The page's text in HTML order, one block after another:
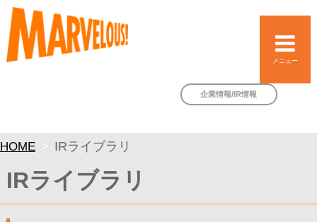
メニュー
企業情報/IR情報
HOME IRライブラリ
IRライブラリ